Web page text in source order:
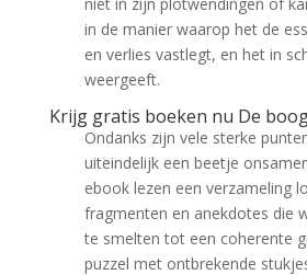
in de manier waarop het de
en verlies vastlegt, en het in
weergeeft.
Krijg gratis boeken nu De
Ondanks zijn vele sterke
uiteindelijk een beetje
ebook lezen een verzameling
fragmenten en anekdotes die
te smelten tot een coherente
puzzel met ontbrekende